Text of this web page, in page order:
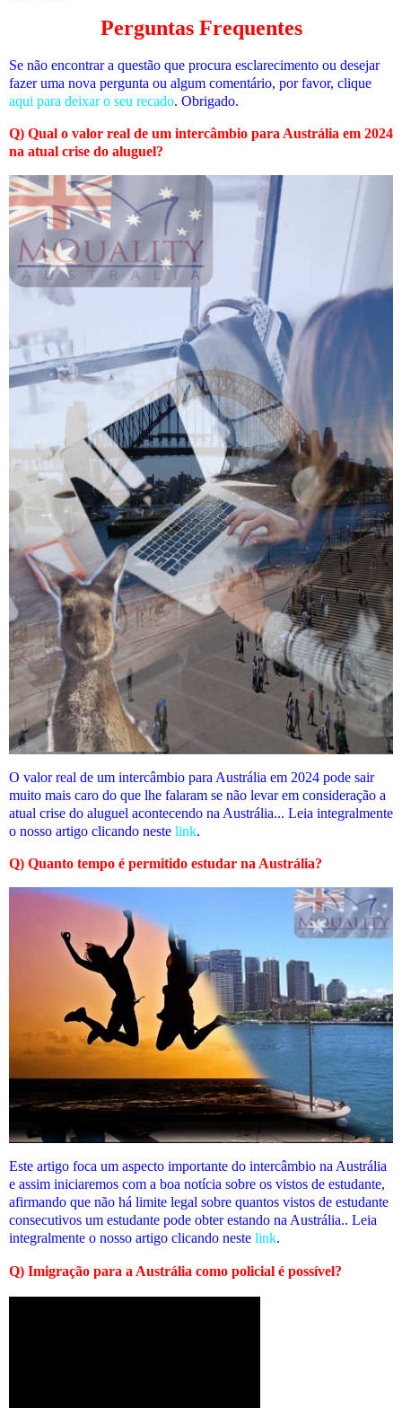
Perguntas Frequentes
Se não encontrar a questão que procura esclarecimento ou desejar
fazer uma nova pergunta ou algum comentário, por favor, clique
aqui para deixar o seu recado. Obrigado.
Q) Qual o valor real de um intercâmbio para Austrália em 2024
na atual crise do aluguel?
O valor real de um intercâmbio para Austrália em 2024 pode sair
muito mais caro do que lhe falaram se não levar em consideração a
atual crise do aluguel acontecendo na Austrália... Leia integralmente
o nosso artigo clicando neste link.
Q) Quanto tempo é permitido estudar na Austrália?
Este artigo foca um aspecto importante do intercâmbio na Austrália
e assim iniciaremos com a boa notícia sobre os vistos de estudante,
afirmando que não há limite legal sobre quantos vistos de estudante
consecutivos um estudante pode obter estando na Austrália.. Leia
integralmente o nosso artigo clicando neste link.
Q) Imigração para a Austrália como policial é possível?